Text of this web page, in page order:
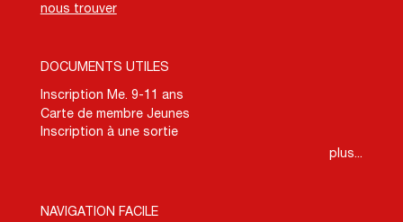
nous trouver
DOCUMENTS UTILES
Inscription Me. 9-11 ans
Carte de membre Jeunes
Inscription à une sortie
plus...
NAVIGATION FACILE